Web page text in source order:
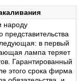
народу
представительства
в первый
лампа теряет
Гарантированный
этого срока фирма